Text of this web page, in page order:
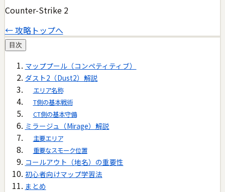
Counter-Strike 2
← 攻略トップへ
目次
マッププール（コンペティティブ）
ダスト2（Dust2）解説
エリア名称
T側の基本戦術
CT側の基本守備
ミラージュ（Mirage）解説
主要エリア
重要なスモーク位置
コールアウト（地名）の重要性
初心者向けマップ学習法
まとめ